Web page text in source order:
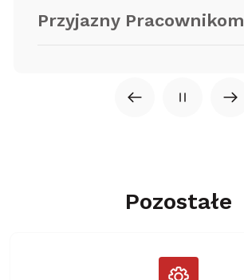
Przyjazny Pracownikom
Pozostałe